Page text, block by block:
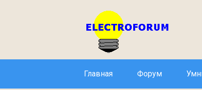
Главная Форум